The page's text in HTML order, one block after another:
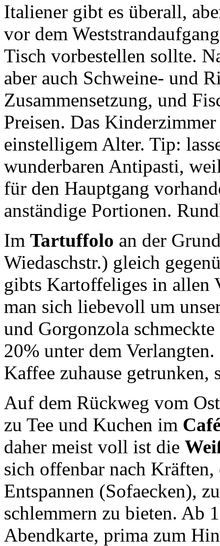
Italiener gibt es überall,
vor dem
Tisch vorbestellen sollte.
aber auch Schweine- und
Zusammensetzung, und
Preisen. Das
einstelligem Alter. Tip:
wunderbaren Antipasti,
für den Hauptgang
anständige Portionen.
Im Tartuffolo an der
Wiedaschstr.) gleich
gibts Kartoffeliges in allen
man sich liebevoll um
und Gorgonzola
20% unter dem
Kaffee zuhause getrunken,
Auf dem Rückweg vom
zu Tee und Kuchen im
daher meist voll ist die
sich offenbar nach Kräften,
Entspannen (Sofaecken),
schlemmern zu bieten. Ab
Abendkarte, prima zum